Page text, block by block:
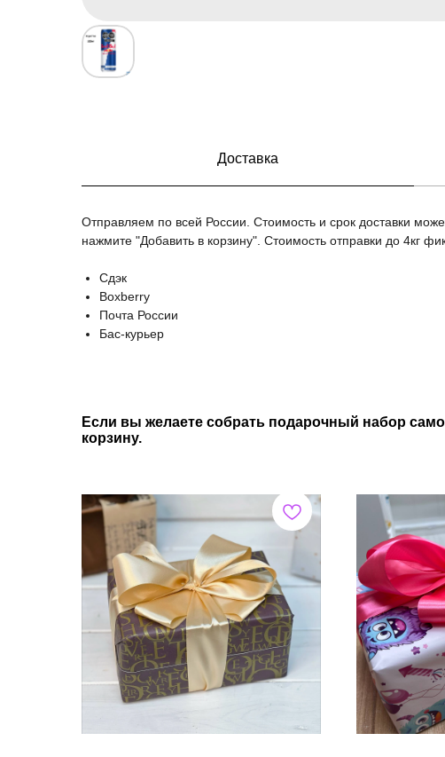
Доставка
Отправляем по всей России. Стоимость и срок доставки
нажмите "Добавить в корзину". Стоимость отправки до 4кг
Сдэк
Boxberry
Почта России
Бас-курьер
Если вы желаете собрать подарочный набор
корзину.